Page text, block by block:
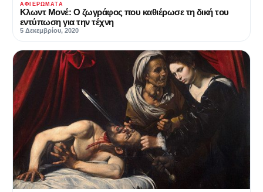
ΑΦΙΕΡΏΜΑΤΑ
Κλωντ Μονέ: Ο ζωγράφος που καθιέρωσε τη δική του
εντύπωση για την τέχνη
5 Δεκεμβρίου, 2020